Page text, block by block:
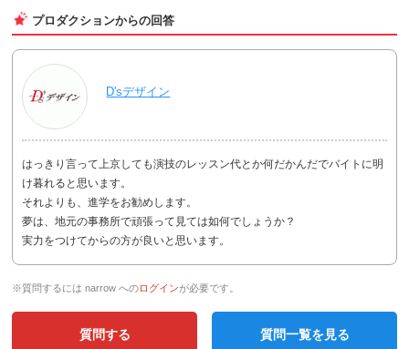
プロダクションからの回答
D'sデザイン
はっきり言って上京しても演技のレッスン代とか何だかんだでバイトに明
け暮れると思います。
それよりも、進学をお勧めします。
夢は、地元の事務所で頑張って見ては如何でしょうか？
実力をつけてからの方が良いと思います。
※質問するには narrow へのログインが必要です。
質問する 質問一覧を見る